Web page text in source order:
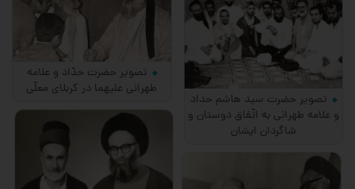
تصویر حضرت سید هاشم حداد
و علامه طهرانی به اتّفاق دوستان و
شاگردان ایشان
تصویر حضرت حدّاد و علامه
طهرانی علیهما در كربلای معلّی